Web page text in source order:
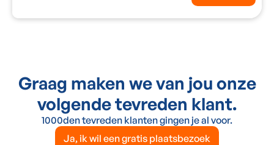
Graag maken we van jou onze
volgende tevreden klant.
1000den tevreden klanten gingen je al voor.
Ja, ik wil een gratis plaatsbezoek